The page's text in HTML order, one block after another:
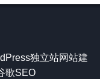
独立站网站建
歌SEO